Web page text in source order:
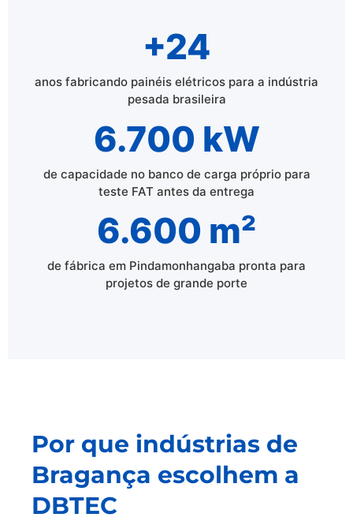
+24
anos fabricando painéis elétricos para a indústria
pesada brasileira
6.700 kW
de capacidade no banco de carga próprio para
teste FAT antes da entrega
6.600 m²
de fábrica em Pindamonhangaba pronta para
projetos de grande porte
Por que indústrias de
Bragança escolhem a
DBTEC